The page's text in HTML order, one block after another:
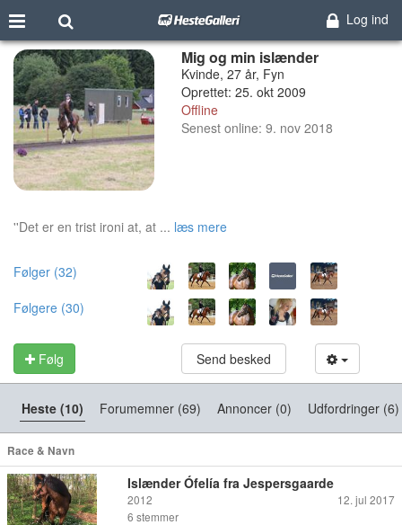
Log ind
Mig og min islænder
Kvinde, 27 år, Fyn
Oprettet: 25. okt 2009
Offline
Senest online: 9. nov 2018
''Det er en trist ironi at, at ... læs mere
Følger (32)
Følgere (30)
Følg Send besked
Heste (10) Forumemner (69) Annoncer (0) Udfordringer (6)
Race & Navn
Islænder Ófelía fra Jespersgaarde
2012
12. jul 2017
6 stemmer